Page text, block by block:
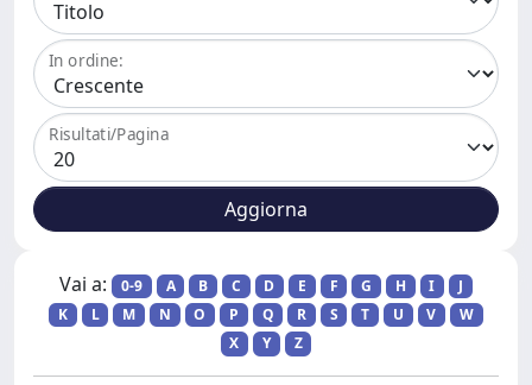
In ordine:
Risultati/Pagina
Vai a: 0-9 A B C D E F G H I
J
K
L M N O P Q R S T U V
W
X
Y Z